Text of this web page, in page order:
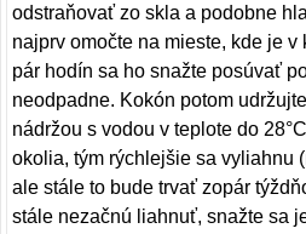
odstraňovať zo skla a podobne
najprv omočte na mieste, kde je v
pár hodín sa ho snažte posúvať
neodpadne. Kokón potom
nádržou s vodou v teplote do
okolia, tým rýchlejšie sa vyliahnu
ale stále to bude trvať zopár
stále nezačnú liahnuť, snažte sa